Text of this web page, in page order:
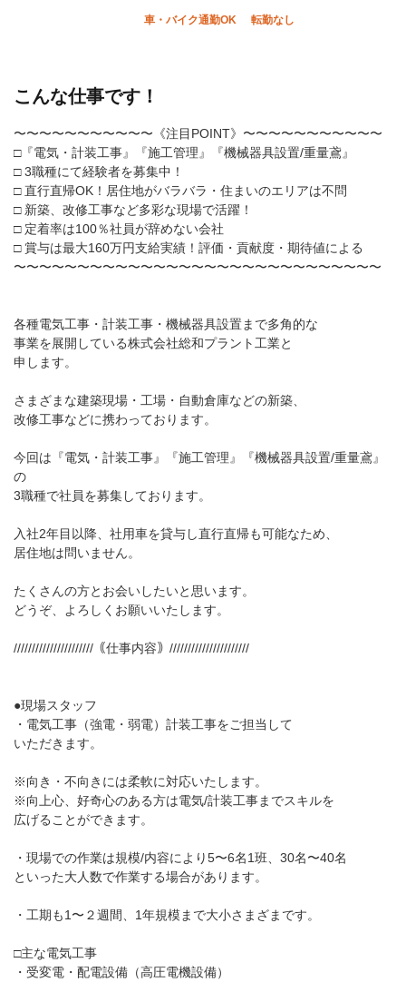
車・バイク通勤OK 転勤なし
こんな仕事です！
〜〜〜〜〜〜〜〜〜〜〜《注目POINT》〜〜〜〜〜〜〜〜〜〜〜
□『電気・計装工事』『施工管理』『機械器具設置/重量鳶』
□ 3職種にて経験者を募集中！
□ 直行直帰OK！居住地がバラバラ・住まいのエリアは不問
□ 新築、改修工事など多彩な現場で活躍！
□ 定着率は100％社員が辞めない会社
□ 賞与は最大160万円支給実績！評価・貢献度・期待値による
〜〜〜〜〜〜〜〜〜〜〜〜〜〜〜〜〜〜〜〜〜〜〜〜〜〜〜〜〜
各種電気工事・計装工事・機械器具設置まで多角的な
事業を展開している株式会社総和プラント工業と
申します。
さまざまな建築現場・工場・自動倉庫などの新築、
改修工事などに携わっております。
今回は『電気・計装工事』『施工管理』『機械器具設置/重量鳶』
の
3職種で社員を募集しております。
入社2年目以降、社用車を貸与し直行直帰も可能なため、
居住地は問いません。
たくさんの方とお会いしたいと思います。
どうぞ、よろしくお願いいたします。
//////////////////////｟仕事内容｠//////////////////////
●現場スタッフ
・電気工事（強電・弱電）計装工事をご担当して
いただきます。
※向き・不向きには柔軟に対応いたします。
※向上心、好奇心のある方は電気/計装工事までスキルを
広げることができます。
・現場での作業は規模/内容により5〜6名1班、30名〜40名
といった大人数で作業する場合があります。
・工期も1〜２週間、1年規模まで大小さまざまです。
□主な電気工事
・受変電・配電設備（高圧電機設備）